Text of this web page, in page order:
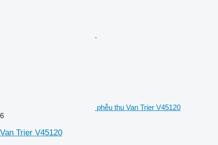
phễu thu Van Trier V45120
6
Van Trier V45120